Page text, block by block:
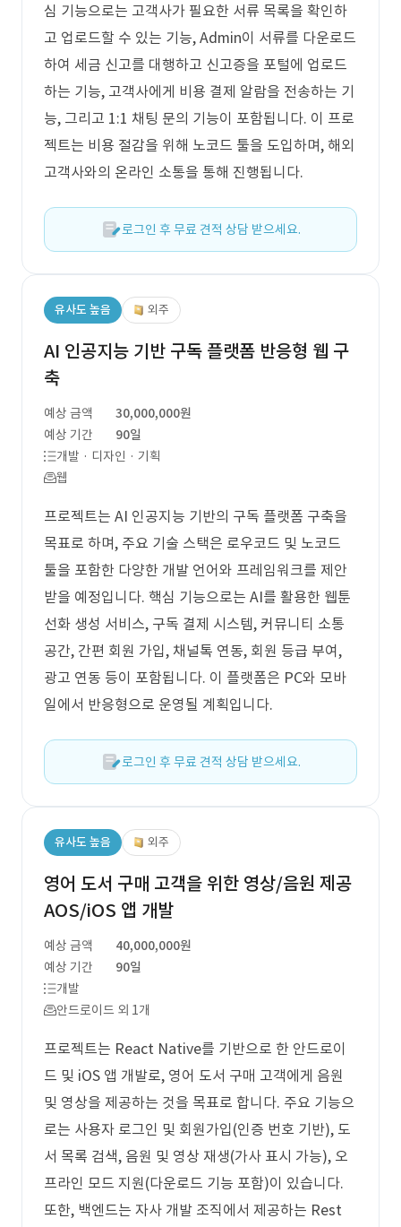
심 기능으로는 고객사가 필요한 서류 목록을 확인하
고 업로드할 수 있는 기능, Admin이 서류를 다운로드
하여 세금 신고를 대행하고 신고증을 포털에 업로드
하는 기능, 고객사에게 비용 결제 알람을 전송하는 기
능, 그리고 1:1 채팅 문의 기능이 포함됩니다. 이 프로
젝트는 비용 절감을 위해 노코드 툴을 도입하며, 해외
고객사와의 온라인 소통을 통해 진행됩니다.
로그인 후 무료 견적 상담 받으세요.
유사도 높음 외주
AI 인공지능 기반 구독 플랫폼 반응형 웹 구
축
예상 금액
30,000,000원
예상 기간
90일
개발 · 디자인 · 기획
웹
프로젝트는 AI 인공지능 기반의 구독 플랫폼 구축을
목표로 하며, 주요 기술 스택은 로우코드 및 노코드
툴을 포함한 다양한 개발 언어와 프레임워크를 제안
받을 예정입니다. 핵심 기능으로는 AI를 활용한 웹툰
선화 생성 서비스, 구독 결제 시스템, 커뮤니티 소통
공간, 간편 회원 가입, 채널톡 연동, 회원 등급 부여,
광고 연동 등이 포함됩니다. 이 플랫폼은 PC와 모바
일에서 반응형으로 운영될 계획입니다.
로그인 후 무료 견적 상담 받으세요.
유사도 높음 외주
영어 도서 구매 고객을 위한 영상/음원 제공
AOS/iOS 앱 개발
예상 금액
40,000,000원
예상 기간
90일
개발
안드로이드 외 1개
프로젝트는 React Native를 기반으로 한 안드로이
드 및 iOS 앱 개발로, 영어 도서 구매 고객에게 음원
및 영상을 제공하는 것을 목표로 합니다. 주요 기능으
로는 사용자 로그인 및 회원가입(인증 번호 기반), 도
서 목록 검색, 음원 및 영상 재생(가사 표시 가능), 오
프라인 모드 지원(다운로드 기능 포함)이 있습니다.
또한, 백엔드는 자사 개발 조직에서 제공하는 Rest